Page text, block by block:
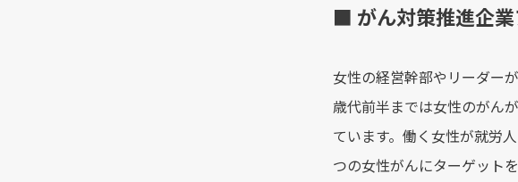
■ がん対策推進企
女性の経営幹部やリーダー
歳代前半までは女性のがん
ています。働く女性が就労
つの女性がんにターゲット